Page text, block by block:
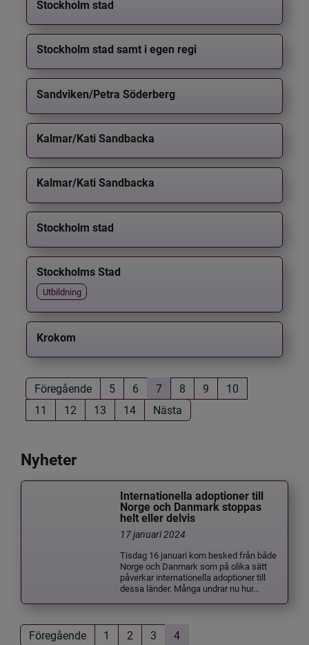
Stockholm stad
Stockholm stad samt i egen regi
Sandviken/Petra Söderberg
Kalmar/Kati Sandbacka
Kalmar/Kati Sandbacka
Stockholm stad
Stockholms Stad
Utbildning
Krokom
Föregående 5 6 7 8 9
10
11
12 13 14 Nästa
Nyheter
Internationella adoptioner till
Norge och Danmark stoppas
helt eller delvis
17 januari 2024
Tisdag 16 januari kom besked från både
Norge och Danmark som på olika sätt
påverkar internationella adoptioner till
dessa länder. Många undrar nu hur...
Föregående 1 2 3 4